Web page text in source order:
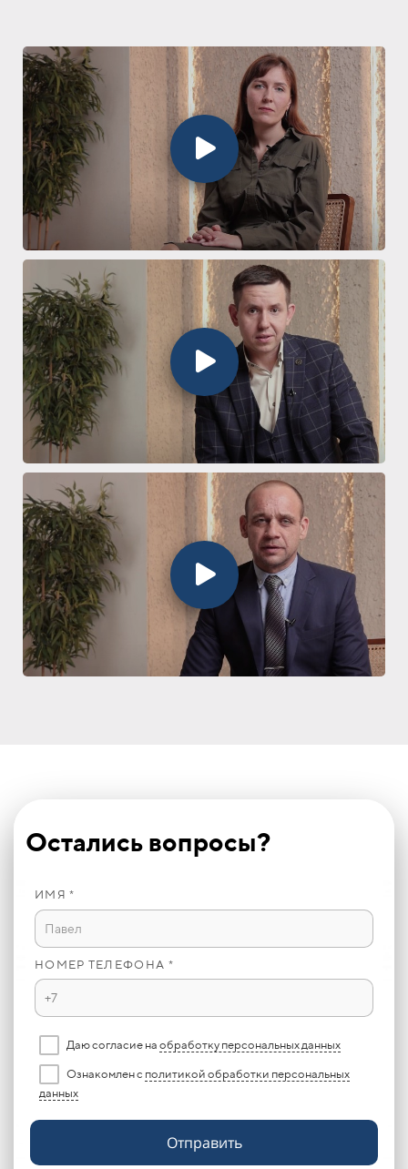
Остались вопросы?
ИМЯ *
НОМЕР ТЕЛЕФОНА *
Даю согласие на обработку персональных данных
Ознакомлен с политикой обработки персональных
данных
Отправить